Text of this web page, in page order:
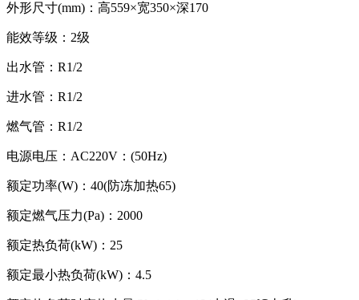
外形尺寸(mm)：高559×宽350×深170
能效等级：2级
出水管：R1/2
进水管：R1/2
燃气管：R1/2
电源电压：AC220V：(50Hz)
额定功率(W)：40(防冻加热65)
额定燃气压力(Pa)：2000
额定热负荷(kW)：25
额定最小热负荷(kW)：4.5